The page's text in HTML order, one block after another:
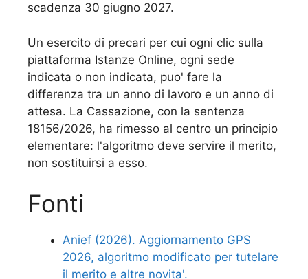
scadenza 30 giugno 2027.
Un esercito di precari per cui ogni clic sulla
piattaforma Istanze Online, ogni sede
indicata o non indicata, puo' fare la
differenza tra un anno di lavoro e un anno di
attesa. La Cassazione, con la sentenza
18156/2026, ha rimesso al centro un principio
elementare: l'algoritmo deve servire il merito,
non sostituirsi a esso.
Fonti
Anief (2026). Aggiornamento GPS
2026, algoritmo modificato per tutelare
il merito e altre novita'.